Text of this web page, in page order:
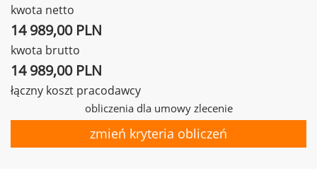
kwota netto
14 989,00 PLN
kwota brutto
14 989,00 PLN
łączny koszt pracodawcy
obliczenia dla umowy zlecenie
zmień kryteria obliczeń